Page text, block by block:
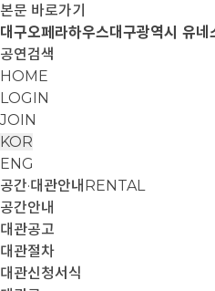
본문 바로가기
대구오페라하우스대구광역시 유네
공연검색
HOME
LOGIN
JOIN
KOR
ENG
공간·대관안내 RENTAL
공간안내
대관공고
대관절차
대관신청서식